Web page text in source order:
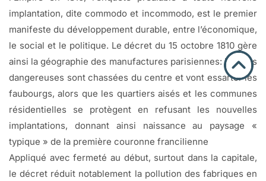
implantation, dite commodo et incommodo, est le premier
manifeste du développement durable, entre l’économique,
le social et le politique. Le décret du 15 octobre 1810 gère
ainsi la géographie des manufactures parisiennes: les plus
dangereuses sont chassées du centre et vont essarter les
faubourgs, alors que les quartiers aisés et les communes
résidentielles se protègent en refusant les nouvelles
implantations, donnant ainsi naissance au paysage «
typique » de la première couronne francilienne
Appliqué avec fermeté au début, surtout dans la capitale,
le décret réduit notablement la pollution des fabriques en